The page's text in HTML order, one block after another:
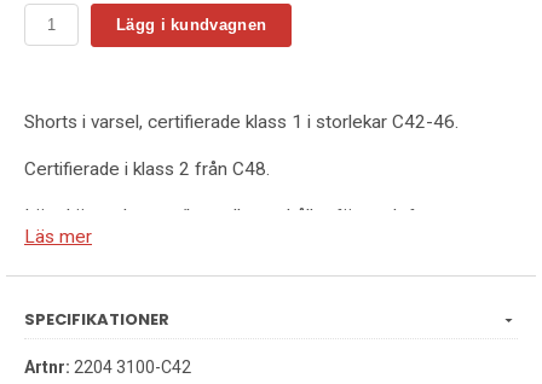
Lägg i kundvagnen
Shorts i varsel, certifierade klass 1 i storlekar C42-46.
Certifierade i klass 2 från C48.
Lättskött polyester/bomull som håller färg och form.
Hölsterfickor med extra fack och extra ficka med blixtlås.
extra fack och lock med kardborrestängning.
Tumstocksficka med knivhållare. Förstärkning i hölsterfickor.
Läs mer
SPECIFIKATIONER
Artnr: 2204 3100-C42